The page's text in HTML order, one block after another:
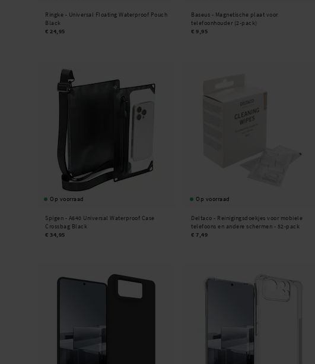
Ringke - Universal Floating Waterproof Pouch
Black
€ 24,95
Baseus - Magnetische plaat voor
telefoonhouder (2-pack)
€ 9,95
Op voorraad
Spigen - A640 Universal Waterproof Case
Crossbag Black
€ 34,95
Op voorraad
Deltaco - Reinigingsdoekjes voor mobiele
telefoons en andere schermen - 52-pack
€ 7,49